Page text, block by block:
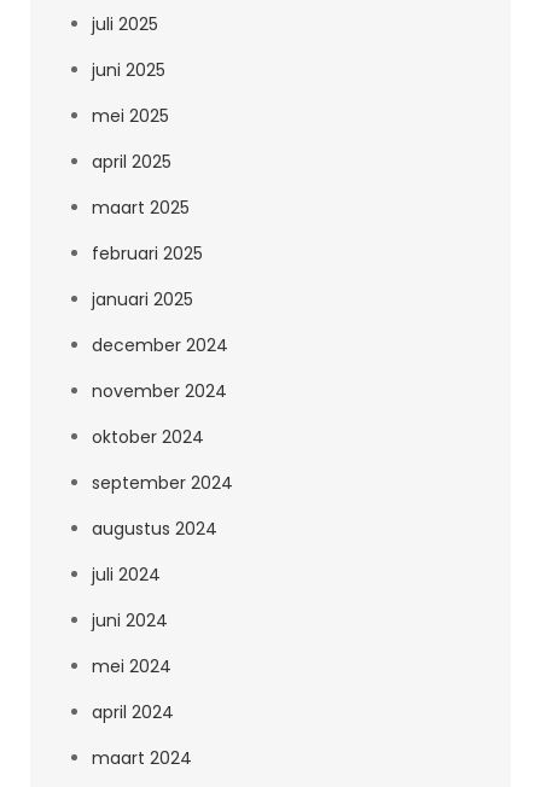
juli 2025
juni 2025
mei 2025
april 2025
maart 2025
februari 2025
januari 2025
december 2024
november 2024
oktober 2024
september 2024
augustus 2024
juli 2024
juni 2024
mei 2024
april 2024
maart 2024